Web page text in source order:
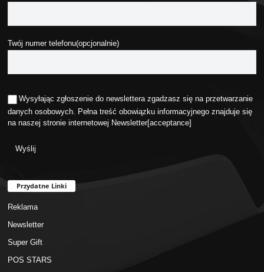
Twój numer telefonu(opcjonalnie)
Wysyłając zgłoszenie do newslettera zgadzasz się na przetwarzanie
danych osobowych. Pełna treść obowiązku informacyjnego znajduje się
na naszej stronie internetowej Newsletter[acceptance]
Przydatne Linki
Reklama
Newsletter
Super Gift
POS STARS